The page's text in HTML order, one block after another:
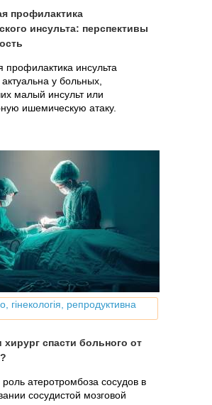
профилактика
инсульта: перспективы
профилактика инсульта
у больных,
малый инсульт или
ишемическую атаку.
гінекологія, репродуктивна
спасти больного от
атеротромбоза сосудов в
сосудистой мозговой